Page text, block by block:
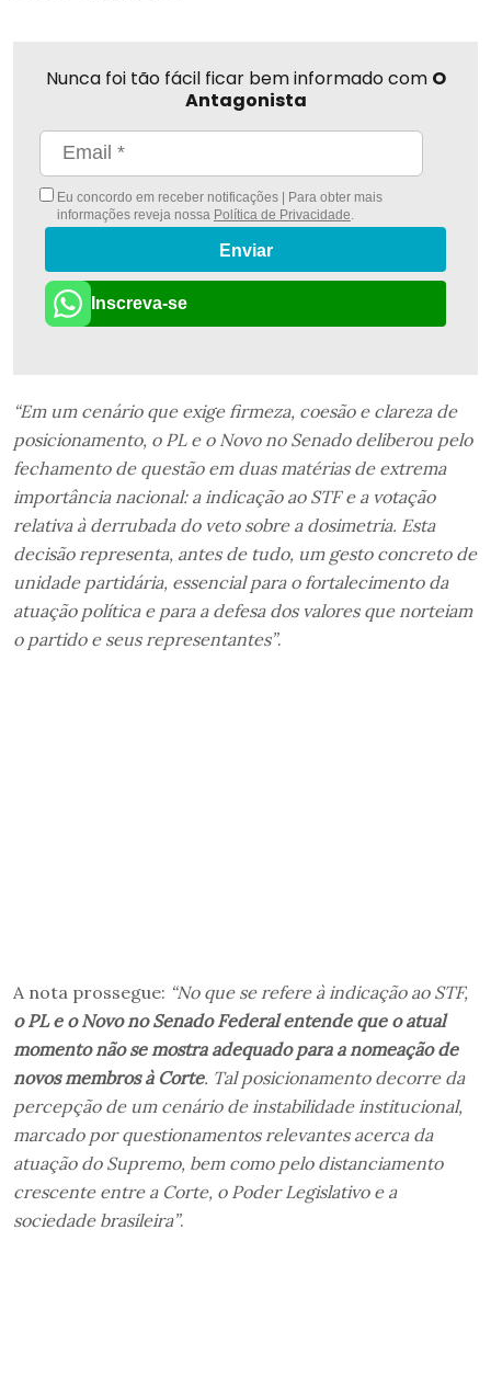
Nunca foi tão fácil ficar bem informado com O
Antagonista
Eu concordo em receber notificações | Para obter mais
informações reveja nossa Política de Privacidade
Enviar
Inscreva-se
“Em um cenário que exige firmeza, coesão e clareza de
posicionamento, o PL e o Novo no Senado deliberou pelo
fechamento de questão em duas matérias de extrema
importância nacional: a indicação ao STF e a votação
relativa à derrubada do veto sobre a dosimetria. Esta
decisão representa, antes de tudo, um gesto concreto de
unidade partidária, essencial para o fortalecimento da
atuação política e para a defesa dos valores que norteiam
o partido e seus representantes”.
A nota prossegue: “No que se refere à indicação ao STF,
o PL e o Novo no Senado Federal entende que o atual
momento não se mostra adequado para a nomeação de
novos membros à Corte. Tal posicionamento decorre da
percepção de um cenário de instabilidade institucional,
marcado por questionamentos relevantes acerca da
atuação do Supremo, bem como pelo distanciamento
crescente entre a Corte, o Poder Legislativo e a
sociedade brasileira”.